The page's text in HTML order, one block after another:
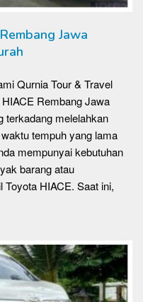
Jawa
Qurnia Tour & Travel
Rembang Jawa
terkadang melelahkan
tempuh yang lama
mempunyai kebutuhan
barang atau
HIACE. Saat ini,